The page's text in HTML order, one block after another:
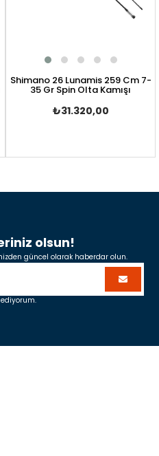
Shimano 26 Lunamis 259 Cm 7-
35 Gr Spin Olta Kamışı
₺31.320,00
olsun!
güncel olarak haberdar olun.